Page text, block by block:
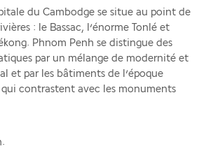
du Cambodge se situe au point de
: le Bassac, l’énorme Tonlé et
Phnom Penh se distingue des
par un mélange de modernité et
et par les bâtiments de l’époque
contrastent avec les monuments